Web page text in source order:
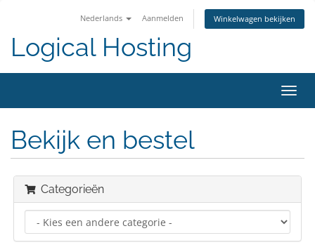
Nederlands Aanmelden Winkelwagen bekijken
Logical Hosting
in-/
Bekijk en bestel
Categorieën